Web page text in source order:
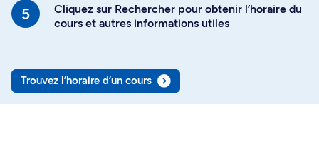
Cliquez sur Rechercher pour obtenir l’horaire du
cours et autres informations utiles
Trouvez l’horaire d’un cours